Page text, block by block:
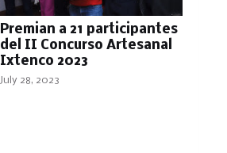
Premian a 21 participantes
del II Concurso Artesanal
Ixtenco 2023
July 28, 2023